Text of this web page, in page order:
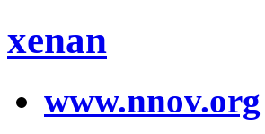
xenan
www.nnov.org